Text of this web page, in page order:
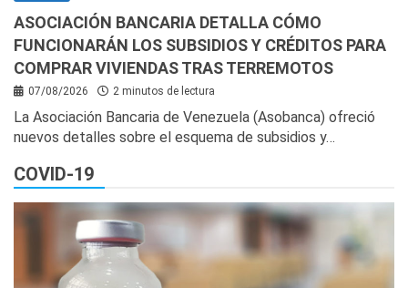
ASOCIACIÓN BANCARIA DETALLA CÓMO
FUNCIONARÁN LOS SUBSIDIOS Y CRÉDITOS PARA
COMPRAR VIVIENDAS TRAS TERREMOTOS
07/08/2026 2 minutos de lectura
La Asociación Bancaria de Venezuela (Asobanca) ofreció
nuevos detalles sobre el esquema de subsidios y…
COVID-19